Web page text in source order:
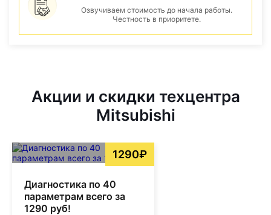
Озвучиваем стоимость до начала работы.
Честность в приоритете.
Акции и скидки техцентра
Mitsubishi
1290₽
Диагностика по 40
параметрам всего за
1290 руб!